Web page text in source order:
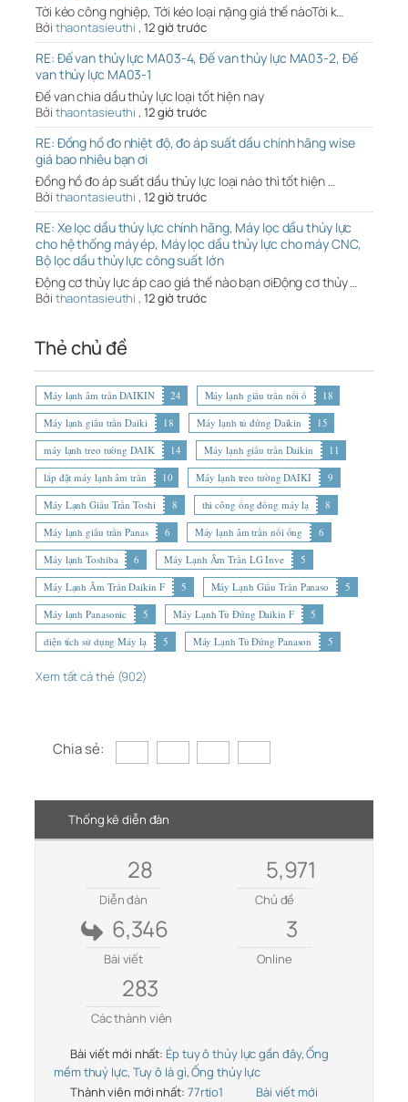
Tời kéo công nghiệp, Tới kéo loại nặng giá thế nàoTời k…
Bởi thaontasieuthi , 12 giờ trước
RE: Đế van thủy lực MA03-4, Đế van thủy lực MA03-2, Đế
van thủy lực MA03-1
Đế van chia dầu thủy lực loại tốt hiện nay
Bởi thaontasieuthi , 12 giờ trước
RE: Đồng hồ đo nhiệt độ, đo áp suất dầu chính hãng wise
giá bao nhiêu bạn ơi
Đồng hồ đo áp suất dầu thủy lực loại nào thì tốt hiện …
Bởi thaontasieuthi , 12 giờ trước
RE: Xe lọc dầu thủy lực chính hãng, Máy lọc dầu thủy lực
cho hệ thống máy ép, Máy lọc dầu thủy lực cho máy CNC,
Bộ lọc dầu thủy lực công suất lớn
Động cơ thủy lực áp cao giá thế nào bạn ơiĐộng cơ thủy …
Bởi thaontasieuthi , 12 giờ trước
Thẻ chủ đề
Máy lạnh âm trần DAIKIN 24 Máy lạnh giấu trần nối ố
18
Máy lạnh giấu trần Daiki
18 Máy lạnh tủ đứng Daikin
15
máy lạnh treo tường DAIK
14 Máy lạnh giấu trần Daikin
11
lắp đặt máy lạnh âm trần
10 Máy lạnh treo tường DAIKI
9
Máy Lạnh Giấu Trần Toshi
8 thi công ống đồng máy lạ
8
Máy lạnh giấu trần Panas
6 Máy lạnh âm trần nối ống
6
Máy lạnh Toshiba
6 Máy Lạnh Âm Trần LG Inve
5
Máy Lạnh Âm Trần Daikin F
5 Máy Lạnh Giấu Trần Panaso
5
Máy lạnh Panasonic
5 Máy Lạnh Tủ Đứng Daikin F
5
diện tích sử dụng Máy lạ
5 Máy Lạnh Tủ Đứng Panason 5
Xem tất cả thẻ (902)
Chia sẻ:
Thống kê diễn đàn
28
Diễn đàn
5,971
Chủ đề
6,346
Bài viết
3
Online
283
Các thành viên
Bài viết mới nhất: Ép tuy ô thủy lực gần đây, Ống
mềm thuỷ lực, Tuy ô là gì, Ống thủy lực
Thành viên mới nhất: 77rtio1 Bài viết mới